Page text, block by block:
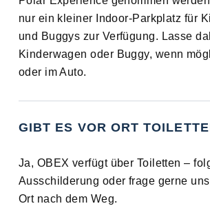
nur ein kleiner Indoor-Parkplatz für
und Buggys zur Verfügung. Lasse
Kinderwagen oder Buggy, wenn
oder im Auto.
GIBT ES VOR ORT
Ja, OBEX verfügt über Toiletten –
Ausschilderung oder frage gerne
Ort nach dem Weg.